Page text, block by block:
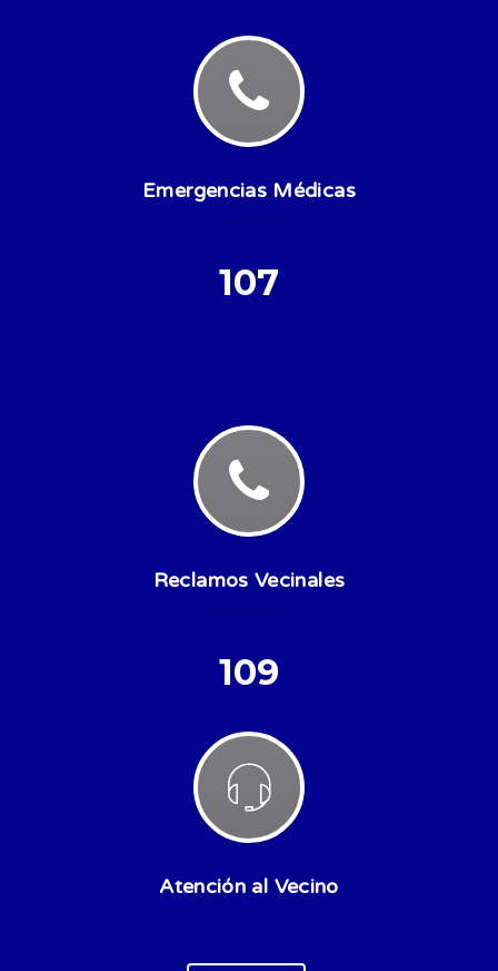
Emergencias Médicas
107
Reclamos Vecinales
109
Atención al Vecino